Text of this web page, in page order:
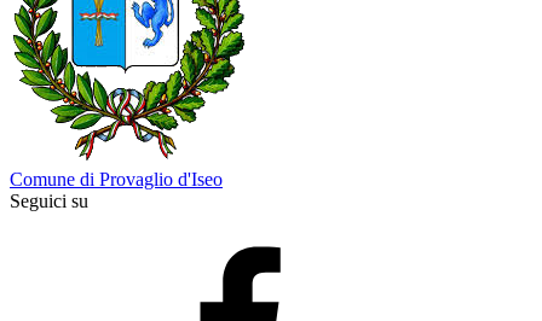
Comune di Provaglio d'Iseo
Seguici su